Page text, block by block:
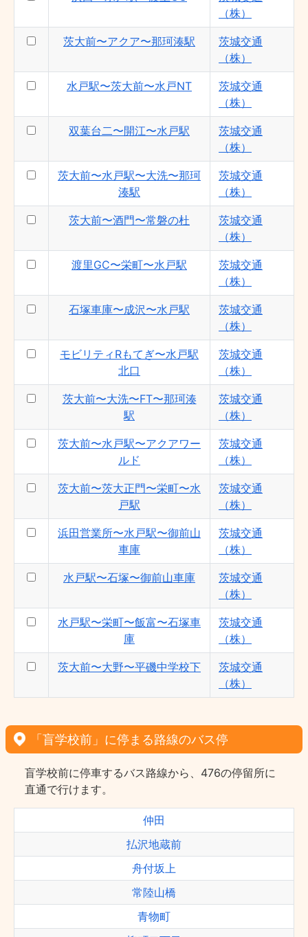
（株）
茨大前〜アクア〜那珂湊駅
茨城交通
（株）
水戸駅〜茨大前〜水戸NT
茨城交通
（株）
双葉台二〜開江〜水戸駅
茨城交通
（株）
茨大前〜水戸駅〜大洗〜那珂
湊駅
茨城交通
（株）
茨大前〜酒門〜常磐の杜
茨城交通
（株）
渡里GC〜栄町〜水戸駅
茨城交通
（株）
石塚車庫〜成沢〜水戸駅
茨城交通
（株）
モビリティRもてぎ〜水戸駅
北口
茨城交通
（株）
茨大前〜大洗〜FT〜那珂湊
駅
茨城交通
（株）
茨大前〜水戸駅〜アクアワー
ルド
茨城交通
（株）
茨大前〜茨大正門〜栄町〜水
戸駅
茨城交通
（株）
浜田営業所〜水戸駅〜御前山
車庫
茨城交通
（株）
水戸駅〜石塚〜御前山車庫
茨城交通
（株）
水戸駅〜栄町〜飯富〜石塚車
庫
茨城交通
（株）
茨大前〜大野〜平磯中学校下
茨城交通
（株）
「盲学校前」に停まる路線のバス停
盲学校前に停車するバス路線から、476の停留所に
直通で行けます。
仲田
払沢地蔵前
舟付坂上
常陸山橋
青物町